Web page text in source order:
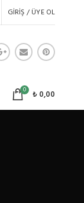
GIRIŞ / ÜYE OL
0 ₺0,00